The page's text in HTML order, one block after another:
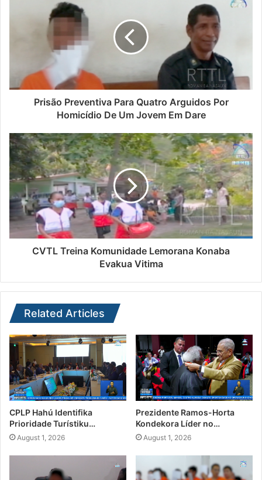
Prisão Preventiva Para Quatro Arguidos Por
Homicídio De Um Jovem Em Dare
CVTL Treina Komunidade Lemorana Konaba
Evakua Vitima
Related Articles
CPLP Hahú Identifika
Prioridade Turístiku…
August 1, 2026
Prezidente Ramos-Horta
Kondekora Líder no…
August 1, 2026